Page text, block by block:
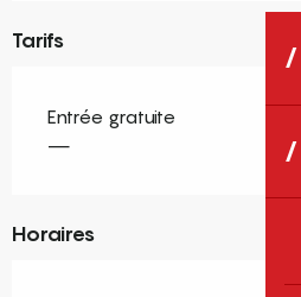
Tarifs
Entrée gratuite
—
Horaires